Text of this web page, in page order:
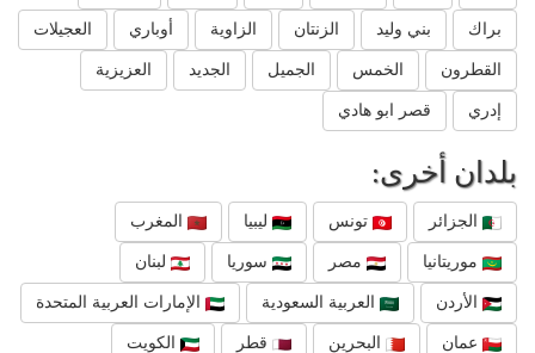
براك بني وليد الزنتان الزاوية أوباري العجيلات
القطرون الخمس الجميل الجديد العزيزية
إدري قصر ابو هادي
بلدان أخرى:
الجزائر تونس ليبيا المغرب
موريتانيا مصر سوريا لبنان
الأردن العربية السعودية الإمارات العربية المتحدة
عمان البحرين قطر الكويت